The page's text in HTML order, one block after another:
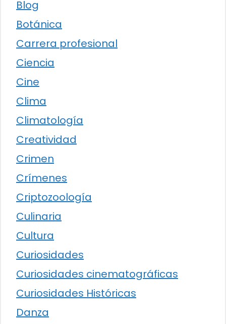
Blog
Botánica
Carrera profesional
Ciencia
Cine
Clima
Climatología
Creatividad
Crimen
Crímenes
Criptozoología
Culinaria
Cultura
Curiosidades
Curiosidades cinematográficas
Curiosidades Históricas
Danza